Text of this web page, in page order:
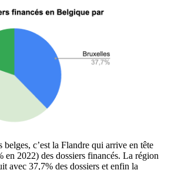
c’est la Flandre qui arrive en tête
en 2022) des dossiers financés. La région
avec 37,7% des dossiers et enfin la